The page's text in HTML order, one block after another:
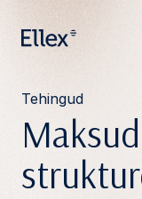
Tehingud